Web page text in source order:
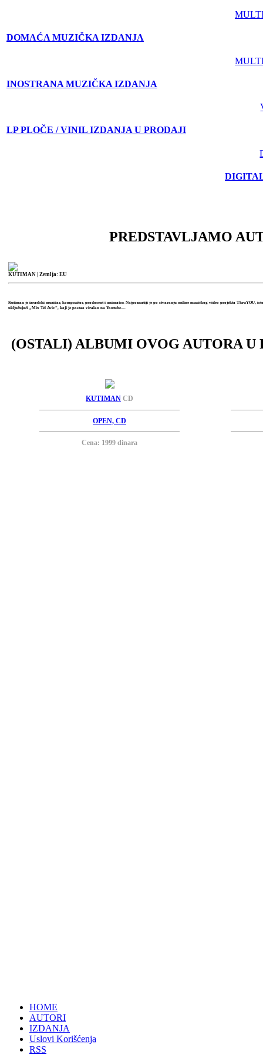
DOMAĆA MUZIČKA IZDANJA
INOSTRANA MUZIČKA IZDANJA
LP PLOČE / VINIL IZDANJA U PRODAJI
PREDSTAVLJAMO
KUTIMAN | Zemlja: EU
Kutiman je izraelski muzičar, kompozitor, producent i animator. Najpoznatiji je po stvaranju online muzičkog video projekta ThruYOU,
uključujući „Mix Tel Aviv“, koji je postao viralan na Youtube....
(OSTALI) ALBUMI OVOG AUTORA U
KUTIMAN CD
OPEN, CD
Cena: 1999 dinara
HOME
AUTORI
IZDANJA
Uslovi Korišćenja
RSS